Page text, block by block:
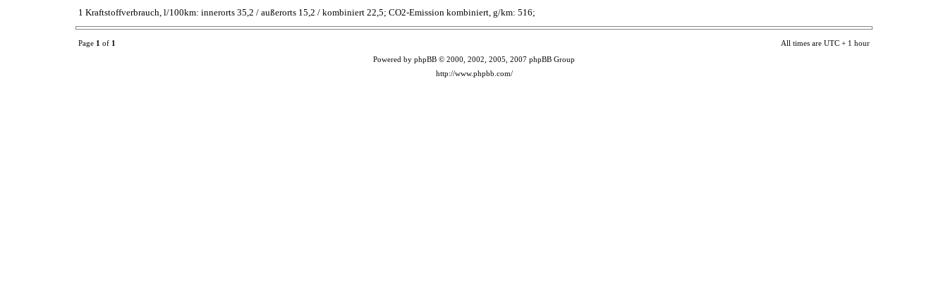
1 Kraftstoffverbrauch, l/100km: innerorts 35,2 / außerorts 15,2 / kombiniert 22,5; CO2-Emission kombiniert, g/km: 516;
Page 1 of 1 All times are UTC + 1 hour
Powered by phpBB © 2000, 2002, 2005, 2007 phpBB Group
http://www.phpbb.com/